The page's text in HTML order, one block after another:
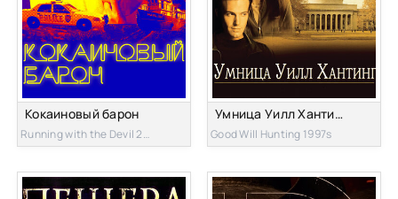
Кокаиновый барон
Running with the Devil 2019s
Умница Уилл Хантинг
Good Will Hunting 1997s